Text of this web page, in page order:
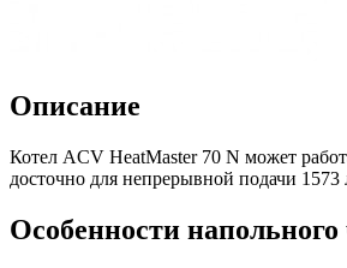
Описание
Котел ACV HeatMaster 70 N может
досточно для непрерывной подачи 1573
Особенности